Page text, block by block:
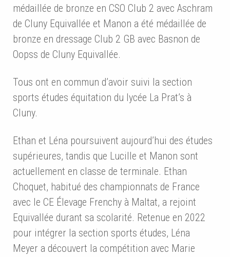
médaillée de bronze en CSO Club 2 avec Aschram
de Cluny Equivallée et Manon a été médaillée de
bronze en dressage Club 2 GB avec Basnon de
Oopss de Cluny Equivallée.
Tous ont en commun d’avoir suivi la section
sports études équitation du lycée La Prat’s à
Cluny.
Ethan et Léna poursuivent aujourd’hui des études
supérieures, tandis que Lucille et Manon sont
actuellement en classe de terminale. Ethan
Choquet, habitué des championnats de France
avec le CE Élevage Frenchy à Maltat, a rejoint
Equivallée durant sa scolarité. Retenue en 2022
pour intégrer la section sports études, Léna
Meyer a découvert la compétition avec Marie